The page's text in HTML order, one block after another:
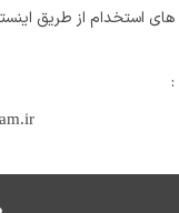
تهران
استخدام از طریق